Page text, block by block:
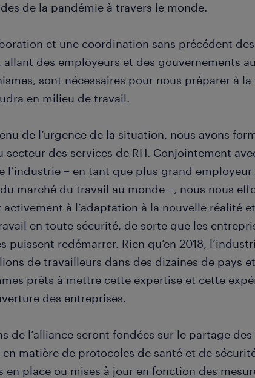
de la pandémie à travers le monde.
et une coordination sans précédent
allant des employeurs et des gouvernements
sont nécessaires pour nous préparer à
en milieu de travail.
de l’urgence de la situation, nous avons
secteur des services de RH. Conjointement
l’industrie – en tant que plus grand
marché du travail au monde –, nous nous
à l’adaptation à la nouvelle réalité
en toute sécurité, de sorte que les
puissent redémarrer. Rien qu’en 2018,
de travailleurs dans des dizaines de pays
prêts à mettre cette expertise et cette
des entreprises.
de l’alliance seront fondées sur le partage
matière de protocoles de santé et de
en place ou mises à jour en fonction des